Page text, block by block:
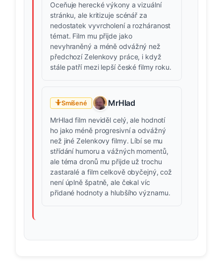
Oceňuje herecké výkony a vizuální
stránku, ale kritizuje scénář za
nedostatek vyvrcholení a rozháranost
témat. Film mu přijde jako
nevyhraněný a méně odvážný než
předchozí Zelenkovy práce, i když
stále patří mezi lepší české filmy roku.
🤷Smíšené MrHlad
MrHlad film neviděl celý, ale hodnotí
ho jako méně progresivní a odvážný
než jiné Zelenkovy filmy. Líbí se mu
střídání humoru a vážných momentů,
ale téma dronů mu přijde už trochu
zastaralé a film celkově obyčejný, což
není úplně špatně, ale čekal víc
přidané hodnoty a hlubšího významu.